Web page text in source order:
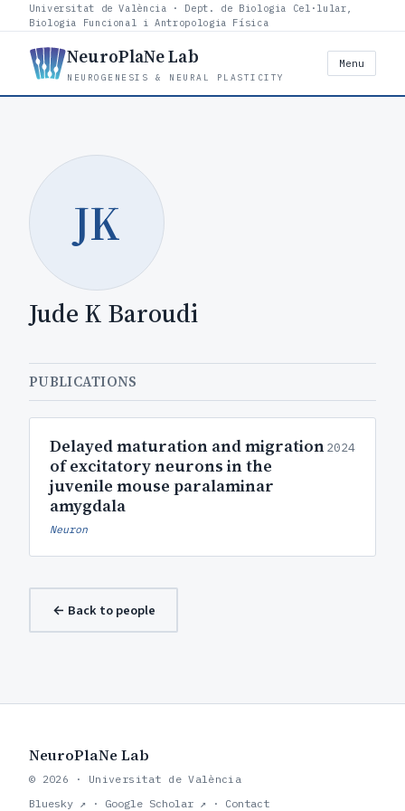
Universitat de València · Dept. de Biologia Cel·lular,
Biologia Funcional i Antropologia Física
NeuroPlaNe Lab
NEUROGENESIS & NEURAL PLASTICITY
Menu
JK
Jude K Baroudi
PUBLICATIONS
Delayed maturation and migration
of excitatory neurons in the
juvenile mouse paralaminar
amygdala
2024
Neuron
← Back to people
NeuroPlaNe Lab
© 2026 · Universitat de València
Bluesky ↗ · Google Scholar ↗ · Contact